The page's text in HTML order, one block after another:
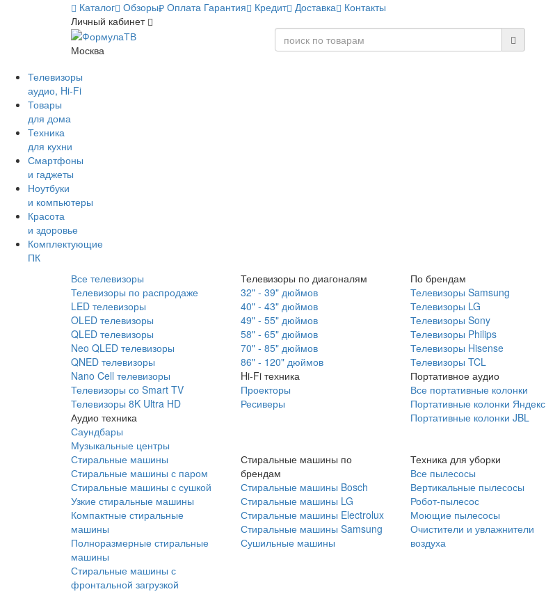
Каталог Обзоры Оплата Гарантия Кредит Доставка
Контакты
Личный кабинет
Москва
Телевизоры
аудио, Hi-Fi
Товары
для дома
Техника
для кухни
Смартфоны
и гаджеты
Ноутбуки
и компьютеры
Красота
и здоровье
Комплектующие
ПК
Все телевизоры
Телевизоры по распродаже
LED телевизоры
OLED телевизоры
QLED телевизоры
Neo QLED телевизоры
QNED телевизоры
Nano Cell телевизоры
Телевизоры со Smart TV
Телевизоры 8K Ultra HD
Аудио техника
Саундбары
Музыкальные центры
Телевизоры по диагоналям
32" - 39" дюймов
40" - 43" дюймов
49" - 55" дюймов
58" - 65" дюймов
70" - 85" дюймов
86" - 120" дюймов
Hi-Fi техника
Проекторы
Ресиверы
По брендам
Телевизоры Samsung
Телевизоры LG
Телевизоры Sony
Телевизоры Philips
Телевизоры Hisense
Телевизоры TCL
Портативное аудио
Все портативные колонки
Портативные колонки Яндекс
Портативные колонки JBL
Стиральные машины
Стиральные машины с паром
Стиральные машины с сушкой
Узкие стиральные машины
Компактные стиральные
машины
Полноразмерные стиральные
машины
Стиральные машины с
фронтальной загрузкой
Стиральные машины по
брендам
Стиральные машины Bosch
Стиральные машины LG
Стиральные машины Electrolux
Стиральные машины Samsung
Сушильные машины
Техника для уборки
Все пылесосы
Вертикальные пылесосы
Робот-пылесос
Моющие пылесосы
Очистители и увлажнители
воздуха